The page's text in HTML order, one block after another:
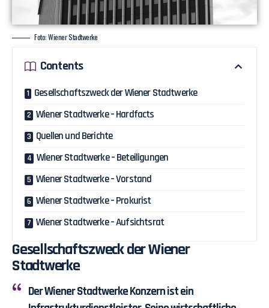
Foto: Wiener Stadtwerke
Contents
Gesellschaftszweck der Wiener Stadtwerke
Wiener Stadtwerke – Hardfacts
Quellen und Berichte
Wiener Stadtwerke – Beteiligungen
Wiener Stadtwerke – Vorstand
Wiener Stadtwerke – Prokurist
Wiener Stadtwerke – Aufsichtsrat
Gesellschaftszweck der Wiener
Stadtwerke
Der Wiener Stadtwerke Konzern ist ein